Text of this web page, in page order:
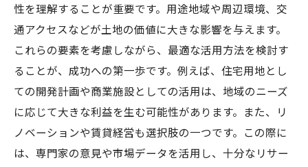
性を理解することが重要です。用途地域や周辺環境、交
通アクセスなどが土地の価値に大きな影響を与えます。
これらの要素を考慮しながら、最適な活用方法を検討す
ることが、成功への第一歩です。例えば、住宅用地とし
ての開発計画や商業施設としての活用は、地域のニーズ
に応じて大きな利益を生む可能性があります。また、リ
ノベーションや賃貸経営も選択肢の一つです。この際に
は、専門家の意見や市場データを活用し、十分なリサー